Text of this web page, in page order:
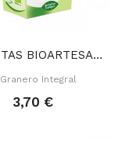
GALLETAS BIOARTESANAS ALGARROBA 250 GR
Integral
3,70 €